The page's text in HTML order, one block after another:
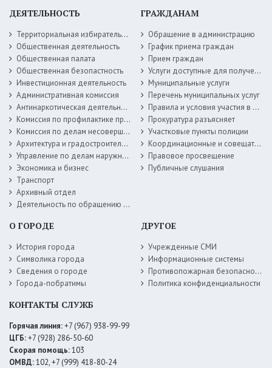
ДЕЯТЕЛЬНОСТЬ
Территориальная избирательная комиссия
Общественная деятельность
Общественная палата
Общественная безопастность
Инвестиционная деятельность
Административная комиссия
Антинаркотическая деятельность
Комиссия по профилактике правонарушений
Комиссия по делам несовершеннолетних
Архитектура и градостроительство
Управление по делам наружной рекламы
Экономика и бизнес
Транспорт
Архивный отдел
Деятельность по обращению с животными без владельцев
ГРАЖДАНАМ
Обращение в администрацию
График приема граждан
Прием граждан
Услуги доступные для получения в электронной форме
Муниципальные услуги
Перечень муниципальных услуг
Правила и условия участия в жилищных программах
Прокуратура разъясняет
Участковые пункты полиции
Координационные и совещательные органы
Правовое просвещение
Публичные слушания
О ГОРОДЕ
История города
Символика города
Сведения о городе
Города-побратимы
ДРУГОЕ
Учрежденные СМИ
Информационные системы
Противопожарная безопасность
Политика конфиденциальности
КОНТАКТЫ СЛУЖБ
Горячая линия:+7 (967) 938-99-99
ЦГБ:+7 (928) 286-50-60
Скорая помощь:103
ОМВД:102, +7 (999) 418-80-24